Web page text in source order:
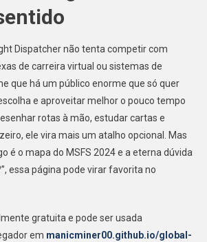
Dispatcher não tenta competir com
de carreira virtual ou sistemas de
que há um público enorme que só quer
e aproveitar melhor o pouco tempo
rotas à mão, estudar cartas e
ele vira mais um atalho opcional. Mas
é o mapa do MSFS 2024 e a eterna dúvida
essa página pode virar favorita no
gratuita e pode ser usada
em manicminer00.github.io/global-